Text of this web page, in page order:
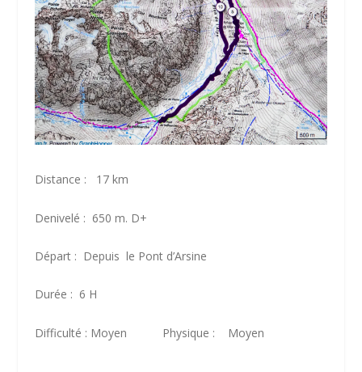
Distance : 17 km
Denivelé : 650 m. D+
Départ : Depuis le Pont d’Arsine
Durée : 6 H
Difficulté : Moyen Physique : Moyen